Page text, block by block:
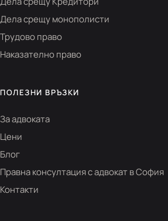
Дела срещу монополисти
Трудово право
Наказателно право
ПОЛЕЗНИ ВРЪЗКИ
За адвоката
Цени
Блог
Правна консултация с адвокат в София
Контакти